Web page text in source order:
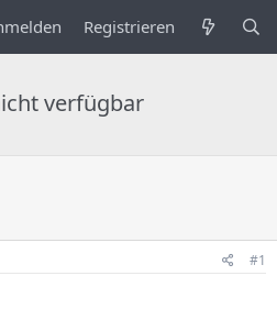
Registrieren
verfügbar
#1